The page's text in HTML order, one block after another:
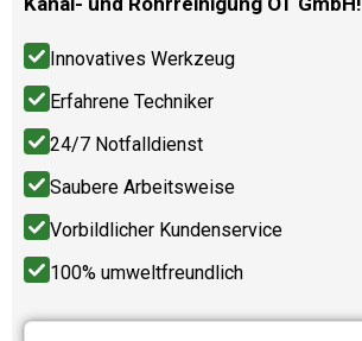
Innovatives Werkzeug
Erfahrene Techniker
24/7 Notfalldienst
Saubere Arbeitsweise
Vorbildlicher Kundenservice
100% umweltfreundlich